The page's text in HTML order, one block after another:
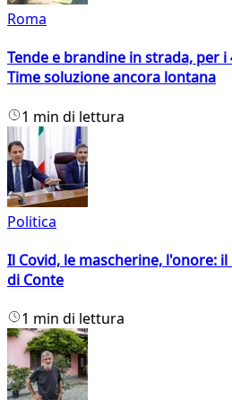
Roma
Tende e brandine in strada, per i
Time soluzione ancora lontana
1 min di lettura
Politica
Il Covid, le mascherine, l'onore:
di Conte
1 min di lettura